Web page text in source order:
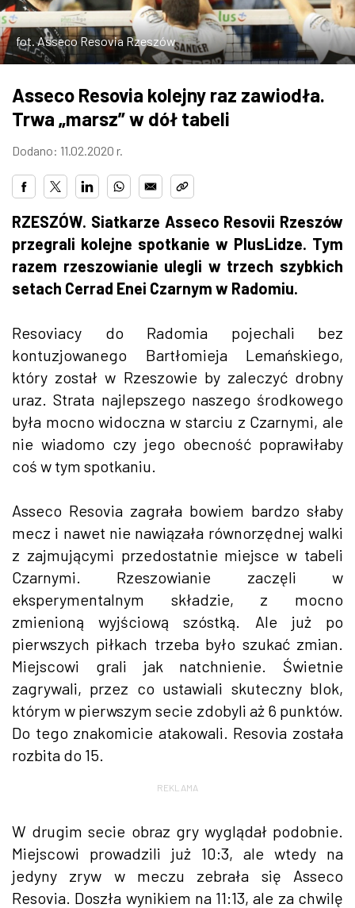
ZDJĘCIA
W RZESZOWIE
fot. Asseco Resovia Rzeszów
Asseco Resovia kolejny raz zawiodła.
Trwa „marsz” w dół tabeli
Dodano: 11.02.2020 r.
RZESZÓW. Siatkarze Asseco Resovii Rzeszów
przegrali kolejne spotkanie w PlusLidze. Tym
razem rzeszowianie ulegli w trzech szybkich
setach Cerrad Enei Czarnym w Radomiu.
Resoviacy do Radomia pojechali bez
kontuzjowanego Bartłomieja Lemańskiego,
który został w Rzeszowie by zaleczyć drobny
uraz. Strata najlepszego naszego środkowego
była mocno widoczna w starciu z Czarnymi, ale
nie wiadomo czy jego obecność poprawiłaby
coś w tym spotkaniu.
Asseco Resovia zagrała bowiem bardzo słaby
mecz i nawet nie nawiązała równorzędnej walki
z zajmującymi przedostatnie miejsce w tabeli
Czarnymi. Rzeszowianie zaczęli w
eksperymentalnym składzie, z mocno
zmienioną wyjściową szóstką. Ale już po
pierwszych piłkach trzeba było szukać zmian.
Miejscowi grali jak natchnienie. Świetnie
zagrywali, przez co ustawiali skuteczny blok,
którym w pierwszym secie zdobyli aż 6 punktów.
Do tego znakomicie atakowali. Resovia została
rozbita do 15.
REKLAMA
W drugim secie obraz gry wyglądał podobnie.
Miejscowi prowadzili już 10:3, ale wtedy na
jedyny zryw w meczu zebrała się Asseco
Resovia. Doszła wynikiem na 11:13, ale za chwilę